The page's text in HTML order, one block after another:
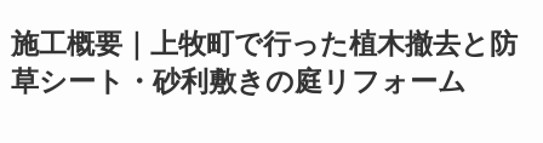
施工概要｜上牧町で行った植木撤去と防
草シート・砂利敷きの庭リフォーム